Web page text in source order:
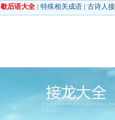
歇后语大全 特殊相关成语 古诗人